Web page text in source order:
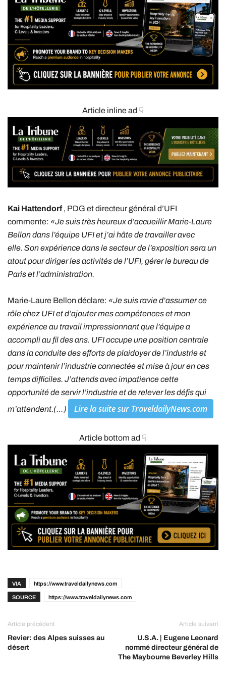
Article inline ad ☟
Kai Hattendorf, PDG et directeur général d’UFI
commente: «Je suis très heureux d’accueillir Marie-Laure
Bellon dans l’équipe UFI et j’ai hâte de travailler avec
elle. Son expérience dans le secteur de l’exposition sera un
atout pour diriger les activités de l’UFI, gérer le bureau de
Paris et l’administration.
Marie-Laure Bellon déclare: «Je suis ravie d’assumer ce
rôle chez UFI et d’ajouter mes compétences et mon
expérience au travail impressionnant que l’équipe a
accompli au fil des ans. UFI occupe une position centrale
dans la conduite des efforts de plaidoyer de l’industrie et
pour maintenir l’industrie connectée et mise à jour en ces
temps difficiles. J’attends avec impatience cette
opportunité de servir l’industrie et de relever les défis qui
m’attendent.(…)
Lire la suite sur TraveldailyNews.com
Article bottom ad ☟
VIA https://www.traveldailynews.com
SOURCE https://www.traveldailynews.com
Article précédent
Revier: des Alpes suisses au
désert
Article suivant
U.S.A. | Eugene Leonard
nommé directeur général de
The Maybourne Beverley Hills